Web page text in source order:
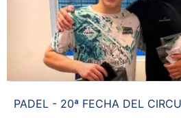
PADEL - 20ª FECHA DEL